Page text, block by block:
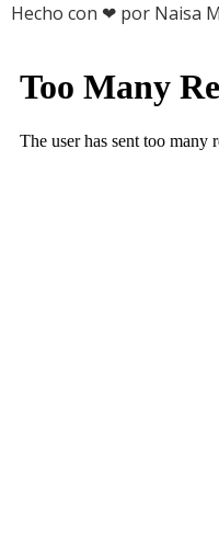
Hecho con ❤ por Naisa